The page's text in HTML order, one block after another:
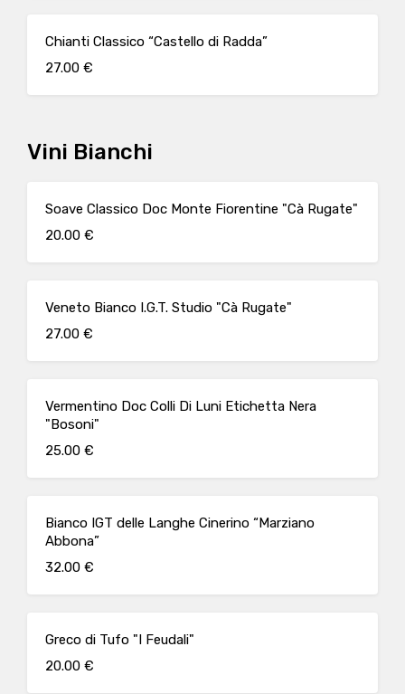
Chianti Classico “Castello di Radda”
27.00 €
Vini Bianchi
Soave Classico Doc Monte Fiorentine "Cà Rugate"
20.00 €
Veneto Bianco I.G.T. Studio "Cà Rugate"
27.00 €
Vermentino Doc Colli Di Luni Etichetta Nera
"Bosoni"
25.00 €
Bianco IGT delle Langhe Cinerino “Marziano
Abbona”
32.00 €
Greco di Tufo "I Feudali"
20.00 €